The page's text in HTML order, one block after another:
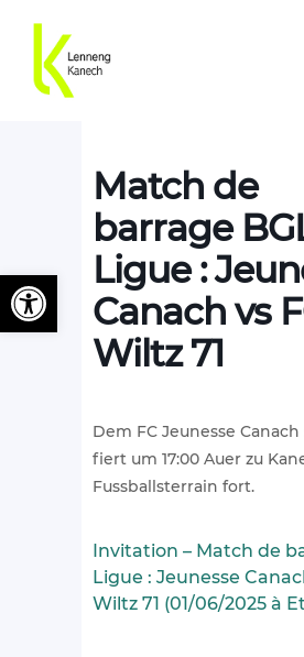
Match de
barrage
Ligue :
Canach vs
Wiltz 71
Dem FC Jeunesse Canach
fiert um 17:00 Auer zu
Fussballsterrain fort.
Invitation – Match de
Ligue : Jeunesse
Wiltz 71 (01/06/2025 à
Ouvrir la barre d’outils